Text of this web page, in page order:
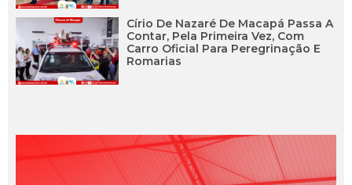
Círio De Nazaré De Macapá Passa A
Contar, Pela Primeira Vez, Com
Carro Oficial Para Peregrinação E
Romarias